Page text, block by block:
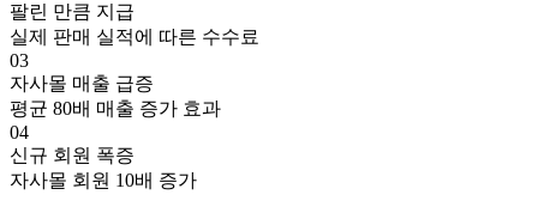
팔린 만큼 지급
실제 판매 실적에 따른 수수료
03
자사몰 매출 급증
평균 80배 매출 증가 효과
04
신규 회원 폭증
자사몰 회원 10배 증가